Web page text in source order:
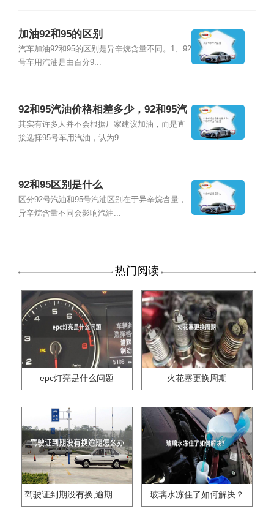
加油92和95的区别
汽车加油92和95的区别是异辛烷含量不同。1、92
号车用汽油是由百分9...
92和95汽油价格相差多少，92和95汽
油的区别
其实有许多人并不会根据厂家建议加油，而是直
接选择95号车用汽油，认为9...
92和95区别是什么
区分92号汽油和95号汽油区别在于异辛烷含量，
异辛烷含量不同会影响汽油...
热门阅读
epc灯亮是什么问题 火花塞更换周期
驾驶证到期没有换,逾期怎么办?? 玻璃水冻住了如何解决？